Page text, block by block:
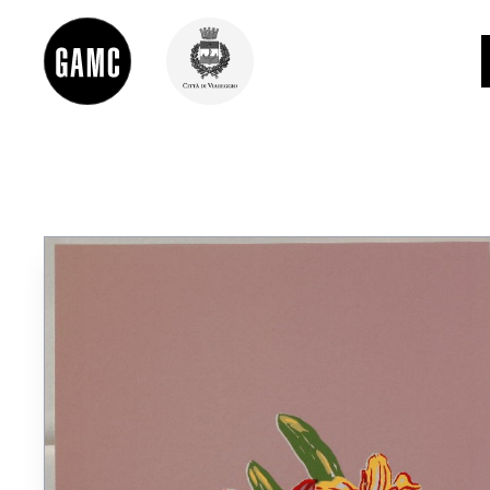
DIDATTICA
EVENTI
PALAZZO DELLE MUSE